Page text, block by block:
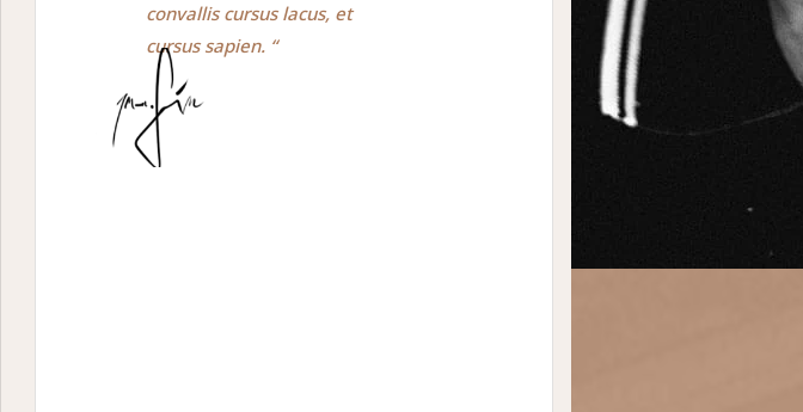
convallis cursus lacus, et
cursus sapien. “